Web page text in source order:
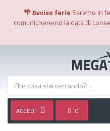
🌴 Avviso ferie Saremo in
comunicheremo la data di
ACCEDI 0